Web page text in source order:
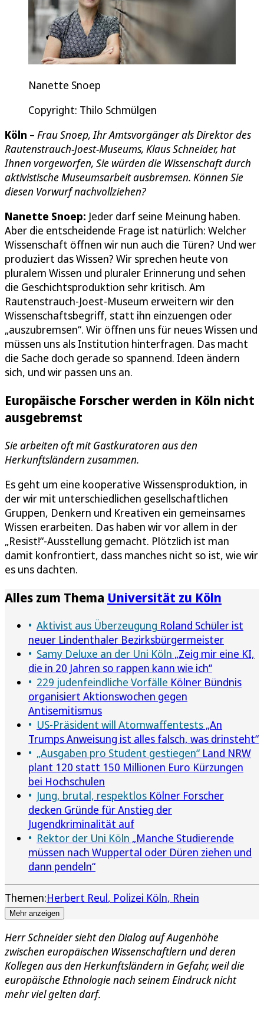
Nanette Snoep
Copyright: Thilo Schmülgen
Köln – Frau Snoep, Ihr Amtsvorgänger als Direktor des
Rautenstrauch-Joest-Museums, Klaus Schneider, hat
Ihnen vorgeworfen, Sie würden die Wissenschaft durch
aktivistische Museumsarbeit ausbremsen. Können Sie
diesen Vorwurf nachvollziehen?
Nanette Snoep: Jeder darf seine Meinung haben.
Aber die entscheidende Frage ist natürlich: Welcher
Wissenschaft öffnen wir nun auch die Türen? Und wer
produziert das Wissen? Wir sprechen heute von
pluralem Wissen und pluraler Erinnerung und sehen
die Geschichtsproduktion sehr kritisch. Am
Rautenstrauch-Joest-Museum erweitern wir den
Wissenschaftsbegriff, statt ihn einzuengen oder
„auszubremsen“. Wir öffnen uns für neues Wissen und
müssen uns als Institution hinterfragen. Das macht
die Sache doch gerade so spannend. Ideen ändern
sich, und wir passen uns an.
Europäische Forscher werden in Köln nicht
ausgebremst
Sie arbeiten oft mit Gastkuratoren aus den
Herkunftsländern zusammen.
Es geht um eine kooperative Wissensproduktion, in
der wir mit unterschiedlichen gesellschaftlichen
Gruppen, Denkern und Kreativen ein gemeinsames
Wissen erarbeiten. Das haben wir vor allem in der
„Resist!“-Ausstellung gemacht. Plötzlich ist man
damit konfrontiert, dass manches nicht so ist, wie wir
es uns dachten.
Alles zum Thema Universität zu Köln
Aktivist aus Überzeugung Roland Schüler ist
neuer Lindenthaler Bezirksbürgermeister
Samy Deluxe an der Uni Köln „Zeig mir eine KI,
die in 20 Jahren so rappen kann wie ich“
229 judenfeindliche Vorfälle Kölner Bündnis
organisiert Aktionswochen gegen
Antisemitismus
US-Präsident will Atomwaffentests „An
Trumps Anweisung ist alles falsch, was drinsteht“
„Ausgaben pro Student gestiegen“ Land NRW
plant 120 statt 150 Millionen Euro Kürzungen
bei Hochschulen
Jung, brutal, respektlos Kölner Forscher
decken Gründe für Anstieg der
Jugendkriminalität auf
Rektor der Uni Köln „Manche Studierende
müssen nach Wuppertal oder Düren ziehen und
dann pendeln“
Themen:Herbert Reul Polizei Köln Rhein
Mehr anzeigen
Herr Schneider sieht den Dialog auf Augenhöhe
zwischen europäischen Wissenschaftlern und deren
Kollegen aus den Herkunftsländern in Gefahr, weil die
europäische Ethnologie nach seinem Eindruck nicht
mehr viel gelten darf.